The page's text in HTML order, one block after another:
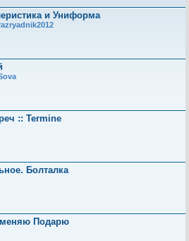
и Униформа
:: Termine
Болталка
Подарю